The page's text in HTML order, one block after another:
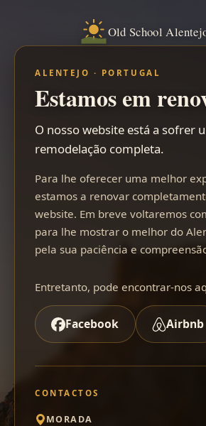
Old School
ALENTEJO · PORTUGAL
Estamos em
O nosso website está a sofrer
remodelação completa.
Para lhe oferecer uma melhor
estamos a renovar
website. Em breve voltaremos
para lhe mostrar o melhor do
pela sua paciência e
Entretanto, pode encontrar-nos
Facebook Airbnb
CONTACTOS
MORADA